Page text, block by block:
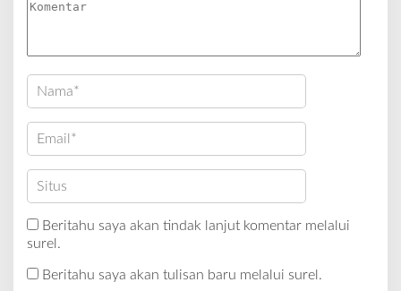
Beritahu saya akan tindak lanjut komentar melalui
surel.
Beritahu saya akan tulisan baru melalui surel.